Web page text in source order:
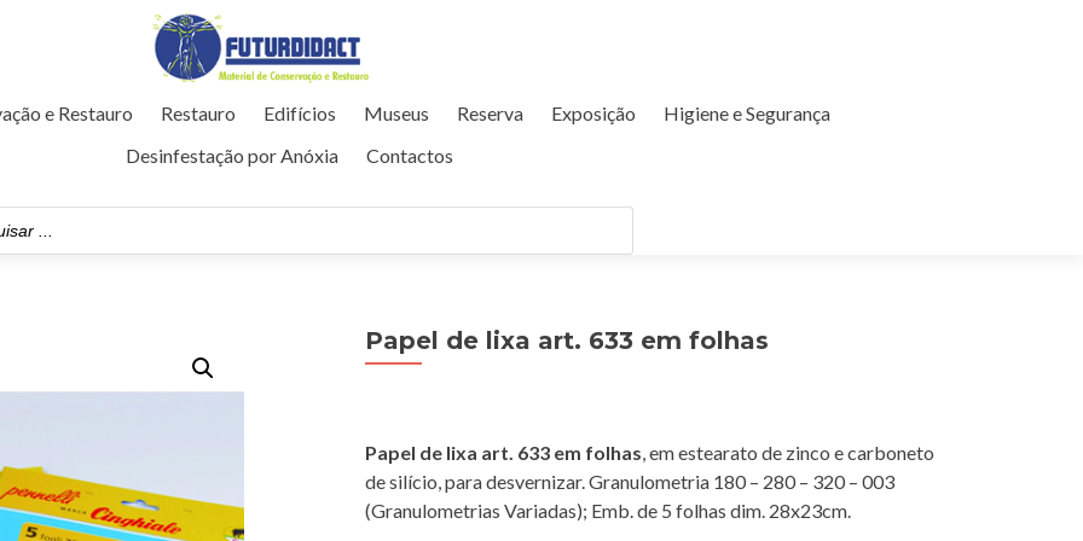
e Restauro Restauro Edifícios Museus Reserva Exposição
Higiene e Segurança
Desinfestação por Anóxia
Contactos
Papel de lixa art. 633 em folhas
Papel de lixa art. 633 em folhas, em estearato de zinco e carboneto
de silício, para desvernizar. Granulometria 180 – 280 – 320 – 003
(Granulometrias Variadas); Emb. de 5 folhas dim. 28x23cm.